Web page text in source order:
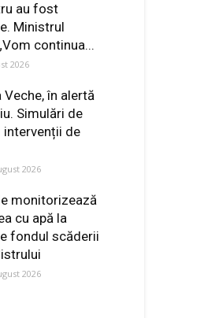
au fost
Ministrul
continua...
2026
Veche, în alertă
Simulări de
intervenții de
2026
monitorizează
cu apă la
fondul scăderii
2026